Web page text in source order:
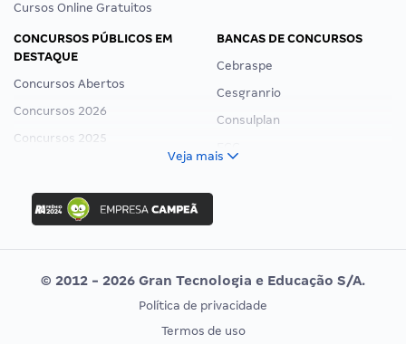
Cursos Online Gratuitos
CONCURSOS PÚBLICOS EM
DESTAQUE
Concursos Abertos
Concursos 2026
Concursos 2025
Concurso Ibama
Concurso MPU
Editais publicados
BANCAS DE CONCURSOS
Cebraspe
Cesgranrio
Consulplan
Vunesp
CONCURSOS POR PROFISSÃO
EXAME DE ORDEM
Veja mais
© 2012 - 2026 Gran Tecnologia e Educação S/A.
Política de privacidade
Termos de uso